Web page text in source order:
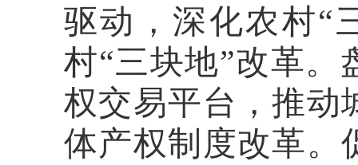
驱动，深化农村“
村“三块地”改革。
权交易平台，推动
体产权制度改革。